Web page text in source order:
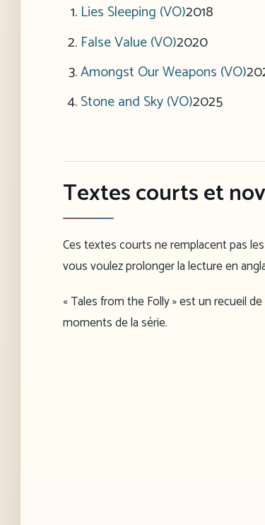
Lies Sleeping (VO)2018
False Value (VO)2020
Amongst Our Weapons (VO)
Stone and Sky (VO)2025
Textes courts et
Ces textes courts ne remplacent pas
vous voulez prolonger la lecture en
« Tales from the Folly » est un recueil
moments de la série.